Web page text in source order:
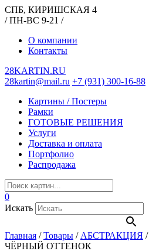
СПБ, КИРИШСКАЯ 4
/ ПН-ВС 9-21 /
О компании
Контакты
28KARTIN.RU
28kartin@mail.ru +7 (931) 300-16-88
Картины / Постеры
Рамки
ГОТОВЫЕ РЕШЕНИЯ
Услуги
Доставка и оплата
Портфолио
Распродажа
0
Искать
Главная /Товары / АБСТРАКЦИЯ /
ЧЁРНЫЙ ОТТЕНОК